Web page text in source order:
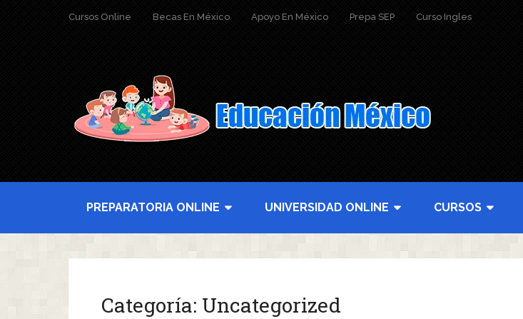
Cursos Online Becas En México Apoyo En México Prepa SEP Curso Ingles
PREPARATORIA ONLINE UNIVERSIDAD ONLINE CURSOS
Categoría: Uncategorized